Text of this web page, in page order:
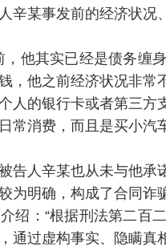
辛某事发前的经济状
，他其实已经是债务缠
，他之前经济状况非
人的银行卡或者第三
常消费，而且是买小
告人辛某也从未与他
为明确，构成了合同诈
绍：“根据刑法第二百
通过虚构事实、隐瞒